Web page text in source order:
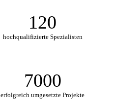
120
hochqualifizierte Spezialisten
7000
erfolgreich umgesetzte Projekte